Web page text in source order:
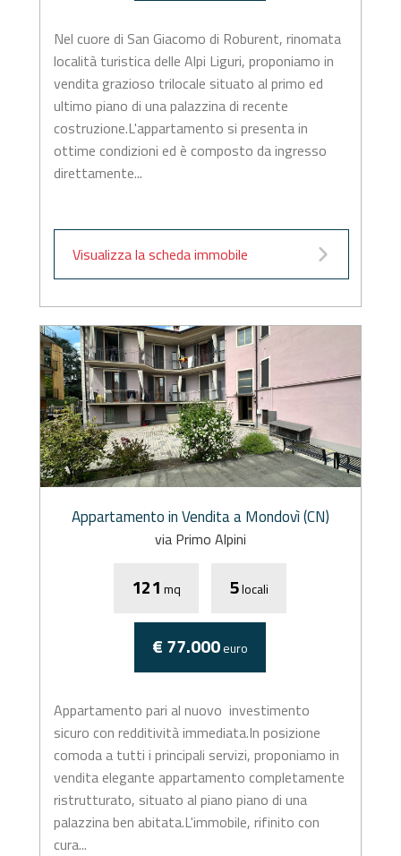
Nel cuore di San Giacomo di Roburent, rinomata
località turistica delle Alpi Liguri, proponiamo in
vendita grazioso trilocale situato al primo ed
ultimo piano di una palazzina di recente
costruzione.L'appartamento si presenta in
ottime condizioni ed è composto da ingresso
direttamente...
Visualizza la scheda immobile
Appartamento in Vendita a Mondovì (CN)
via Primo Alpini
121 mq 5locali
€ 77.000euro
Appartamento pari al nuovo  investimento
sicuro con redditività immediata.In posizione
comoda a tutti i principali servizi, proponiamo in
vendita elegante appartamento completamente
ristrutturato, situato al piano piano di una
palazzina ben abitata.L'immobile, rifinito con
cura...